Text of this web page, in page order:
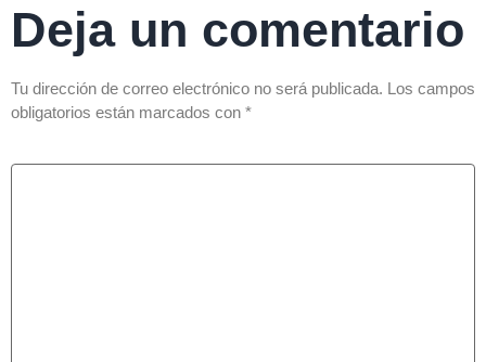
Deja un comentario
Tu dirección de correo electrónico no será publicada. Los campos
obligatorios están marcados con *